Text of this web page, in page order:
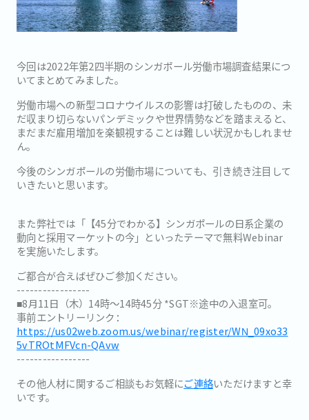
今回は​​​2022年第2四半期のシンガポール労働市場調査結果につ
いてまとめてみました。
労働市場への新型コロナウイルスの影響は打破したものの、未
だ収まり切らないパンデミックや世界情勢などを踏まえると、
まだまだ雇用増加を楽観視することは難しい状況かもしれませ
ん。
今後のシンガポールの労働市場についても、引き続き注目して
いきたいと思います。
また弊社では「【45分でわかる】シンガポールの日系企業の
動向と採用マーケットの今」といったテーマで無料Webinar
を実施いたします。
ご都合が合えばぜひご参加ください。
-----------------
■8月11日（木）14時〜14時45分 *SGT※途中の入退室可。
事前エントリーリンク：
https://us02web.zoom.us/webinar/register/WN_09xo33
5vTROtMFVcn-QAvw
-----------------
その他人材に関するご相談もお気軽にご連絡いただけますと幸
いです。